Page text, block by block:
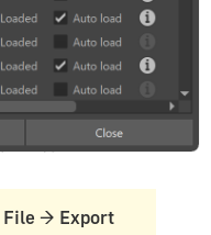
File → Export